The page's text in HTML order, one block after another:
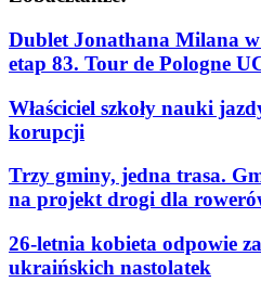
Dublet Jonathana Milana w
etap 83. Tour de Pologne
Właściciel szkoły nauki
korupcji
Trzy gminy, jedna trasa.
na projekt drogi dla
26-letnia kobieta odpowie
ukraińskich nastolatek